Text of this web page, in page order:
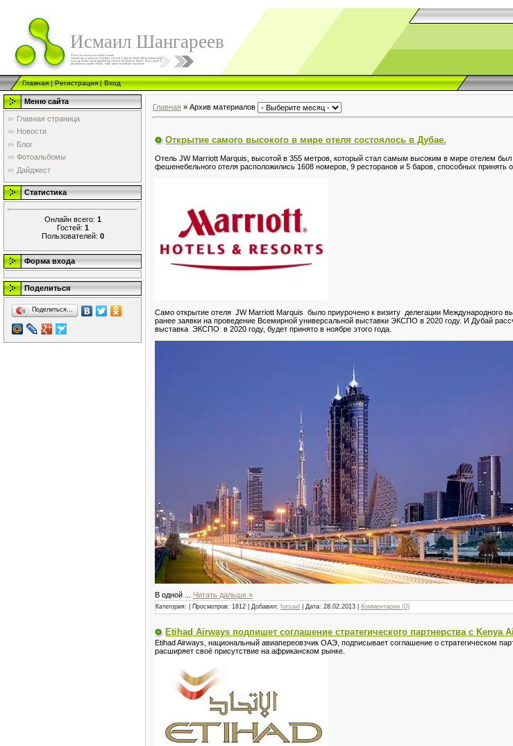
Исмаил Шангареев
Главная|Регистрация|Вход
Меню сайта
Главная страница
Новости
Блог
Фотоальбомы
Дайджест
Статистика
Онлайн всего: 1
Гостей: 1
Пользователей: 0
Форма входа
Поделиться
Поделиться…
Главная » Архив материалов
Открытие самого высокого в мире отеля состоялось в Дубае.
Отель JW Marriott Marquis, высотой в 355 метров, который стал самым высоким в мире отелем
фешенебельного отеля расположились 1608 номеров, 9 ресторанов и 5 баров, способных принять
Само открытие отеля JW Marriott Marquis было приурочено к визиту делегации Международного
ранее заявки на проведение Всемирной универсальной выставки ЭКСПО в 2020 году. И Дубай
выставка ЭКСПО в 2020 году, будет принято в ноябре этого года.
В одной Читать дальше »
Категория: | Просмотров: 1812 | Добавил: forsaid | Дата: 28.02.2013 Комментарии (0)
Etihad Airways подпишет соглашение стратегического партнерства с Kenya
Etihad Airways, национальный авиапереовзчик ОАЭ, подписывает соглашение о стратегическом
расширяет своё присутствие на африканском рынке.